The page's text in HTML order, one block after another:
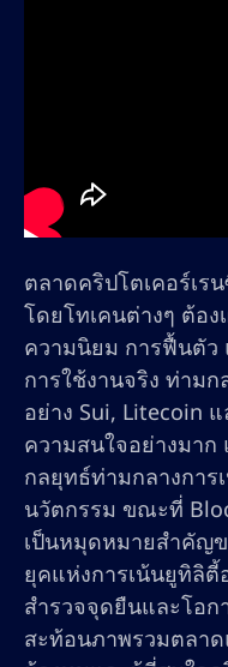
ตลาดคริปโตเคอร์เร
โดยโทเคนต่างๆ ต้อ
ความนิยม การฟื้นตัว
การใช้งานจริง ท่าม
อย่าง Sui, Litecoin
ความสนใจอย่างมาก
กลยุทธ์ท่ามกลางการ
นวัตกรรม ขณะที่
เป็นหมุดหมายสำคัญข
ยุคแห่งการเน้นยูทิลิตี้
สำรวจจุดยืนและโอก
สะท้อนภาพรวมตลา